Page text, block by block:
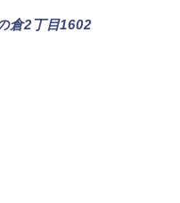
倉2丁目1602